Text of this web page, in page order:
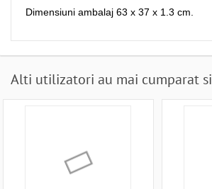
Dimensiuni ambalaj 63 x 37 x 1.3 cm.
Alti utilizatori au mai cumparat si